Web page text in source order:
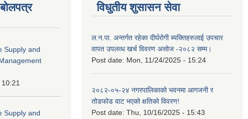
Supply and
Supply and
विधुतीय शुसासन सेवा
ल.न.पा. अन्तर्गत रहेका दीर्घरोगी ब्यक्तिहरुलाई उपचार
वापत उपलव्ध खर्च विवरण असोज -२०८२ सम्म।
Post date: Mon, 11/24/2025 - 15:24
२०८२-०५-२४ नगरपालिकाको भवनमा आगजनी र
तोडफोड वाट भएको क्षतिको विवरण!
Post date: Thu, 10/16/2025 - 15:43